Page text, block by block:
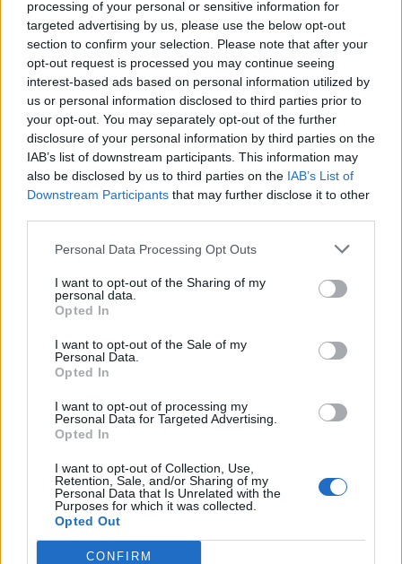
processing of your personal or sensitive information for
targeted advertising by us, please use the below opt-out
section to confirm your selection. Please note that after your
opt-out request is processed you may continue seeing
interest-based ads based on personal information utilized by
us or personal information disclosed to third parties prior to
your opt-out. You may separately opt-out of the further
disclosure of your personal information by third parties on the
IAB’s list of downstream participants. This information may
also be disclosed by us to third parties on the IAB’s List of
Downstream Participants that may further disclose it to other
Personal Data Processing Opt Outs
I want to opt-out of the Sharing of my
personal data.
Opted In
I want to opt-out of the Sale of my
Personal Data.
Opted In
I want to opt-out of processing my
Personal Data for Targeted Advertising.
Opted In
I want to opt-out of Collection, Use,
Retention, Sale, and/or Sharing of my
Personal Data that Is Unrelated with the
Purposes for which it was collected.
Opted Out
CONFIRM